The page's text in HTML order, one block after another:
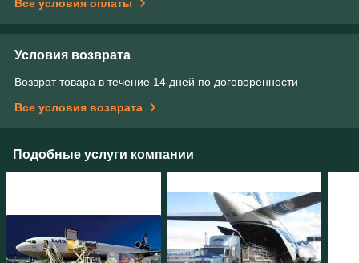
Все условия оплаты
Условия возврата
Возврат товара в течение 14 дней по договоренности
Все условия возврата
Подобные услуги компании